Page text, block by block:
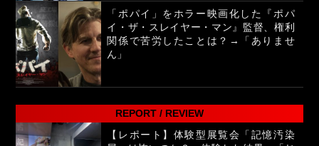
「ポパイ」をホラー映画化した『ポパ
イ・ザ・スレイヤー・マン』監督、権利
関係で苦労したことは？→「ありませ
ん」
REPORT / REVIEW
【レポート】体験型展覧会「記憶汚染